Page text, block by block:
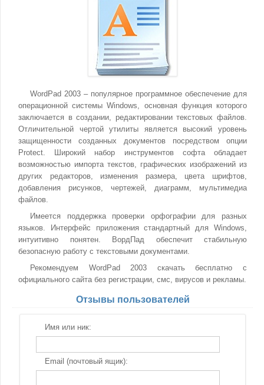
WordPad 2003 – популярное программное обеспечение для
операционной системы Windows, основная функция которого
заключается в создании, редактировании текстовых файлов.
Отличительной чертой утилиты является высокий уровень
защищенности созданных документов посредством опции
Protect. Широкий набор инструментов софта обладает
возможностью импорта текстов, графических изображений из
других редакторов, изменения размера, цвета шрифтов,
добавления рисунков, чертежей, диаграмм, мультимедиа
файлов.
Имеется поддержка проверки орфографии для разных
языков. Интерфейс приложения стандартный для Windows,
интуитивно понятен. ВордПад обеспечит стабильную
безопасную работу с текстовыми документами.
Рекомендуем WordPad 2003 скачать бесплатно с
официального сайта без регистрации, смс, вирусов и рекламы.
Отзывы пользователей
Имя или ник:
Email (почтовый ящик):